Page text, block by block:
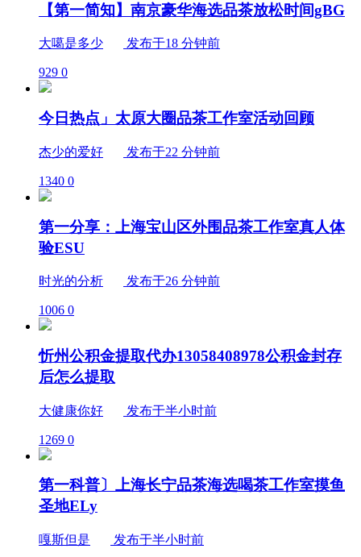
【第一简知】​南京豪华海选品茶放松时间gBG
大噶是多少 发布于18 分钟前
929 0
今日热点」太原大圈品茶工作室活动回顾
杰少的爱好 发布于22 分钟前
1340 0
第一分享：上海宝山区外围品茶工作室真人体
验ESU
时光的分析 发布于26 分钟前
1006 0
忻州公积金提取代办13058408978公积金封存
后怎么提取
大健康你好 发布于半小时前
1269 0
第一科普〕上海长宁品茶海选喝茶工作室摸鱼
圣地ELy
嘎斯但是 发布于半小时前